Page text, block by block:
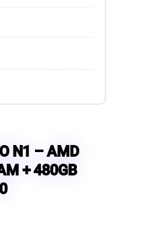
N1 – AMD
+ 480GB